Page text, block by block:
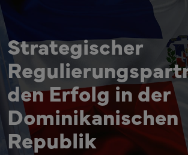
Strategischer
den Erfolg in der
Dominikanischen
Republik